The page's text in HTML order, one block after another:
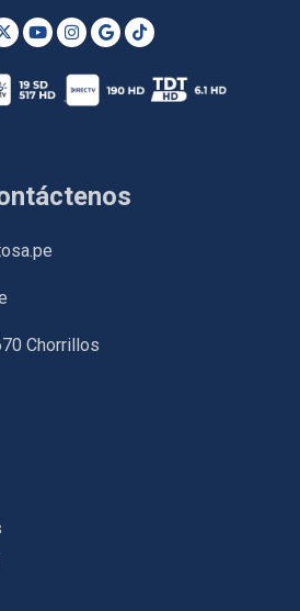
Chorrillos